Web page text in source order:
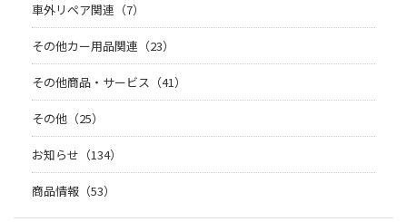
車外リペア関連（7）
その他カー用品関連（23）
その他商品・サービス（41）
その他（25）
お知らせ（134）
商品情報（53）